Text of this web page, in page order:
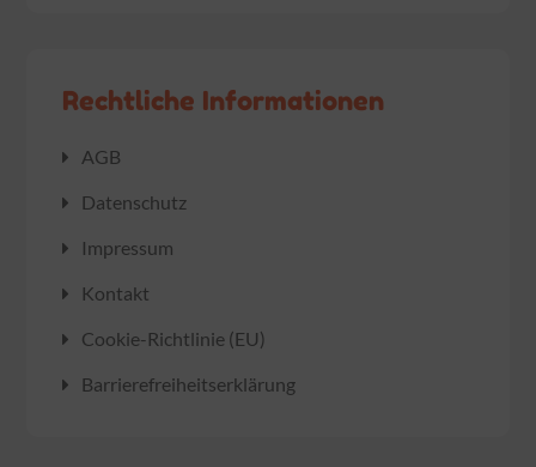
Rechtliche Informationen
AGB
Datenschutz
Impressum
Kontakt
Cookie-Richtlinie (EU)
Barrierefreiheitserklärung